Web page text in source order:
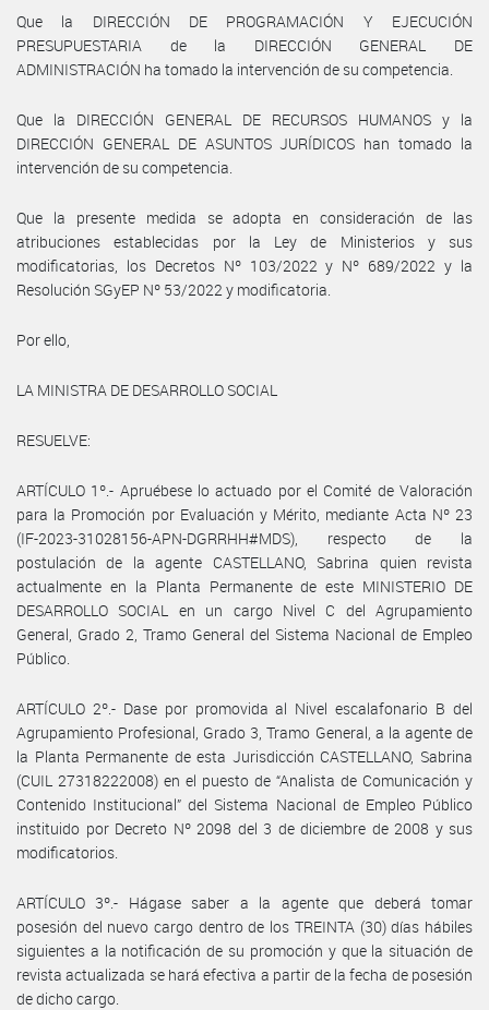
Que la DIRECCIÓN DE PROGRAMACIÓN Y EJECUCIÓN
PRESUPUESTARIA de la DIRECCIÓN GENERAL DE
ADMINISTRACIÓN ha tomado la intervención de su competencia.
Que la DIRECCIÓN GENERAL DE RECURSOS HUMANOS y la
DIRECCIÓN GENERAL DE ASUNTOS JURÍDICOS han tomado la
intervención de su competencia.
Que la presente medida se adopta en consideración de las
atribuciones establecidas por la Ley de Ministerios y sus
modificatorias, los Decretos Nº 103/2022 y Nº 689/2022 y la
Resolución SGyEP Nº 53/2022 y modificatoria.
Por ello,
LA MINISTRA DE DESARROLLO SOCIAL
RESUELVE:
ARTÍCULO 1º.- Apruébese lo actuado por el Comité de Valoración
para la Promoción por Evaluación y Mérito, mediante Acta Nº 23
(IF-2023-31028156-APN-DGRRHH#MDS), respecto de la
postulación de la agente CASTELLANO, Sabrina quien revista
actualmente en la Planta Permanente de este MINISTERIO DE
DESARROLLO SOCIAL en un cargo Nivel C del Agrupamiento
General, Grado 2, Tramo General del Sistema Nacional de Empleo
Público.
ARTÍCULO 2º.- Dase por promovida al Nivel escalafonario B del
Agrupamiento Profesional, Grado 3, Tramo General, a la agente de
la Planta Permanente de esta Jurisdicción CASTELLANO, Sabrina
(CUIL 27318222008) en el puesto de “Analista de Comunicación y
Contenido Institucional” del Sistema Nacional de Empleo Público
instituido por Decreto Nº 2098 del 3 de diciembre de 2008 y sus
modificatorios.
ARTÍCULO 3º.- Hágase saber a la agente que deberá tomar
posesión del nuevo cargo dentro de los TREINTA (30) días hábiles
siguientes a la notificación de su promoción y que la situación de
revista actualizada se hará efectiva a partir de la fecha de posesión
de dicho cargo.